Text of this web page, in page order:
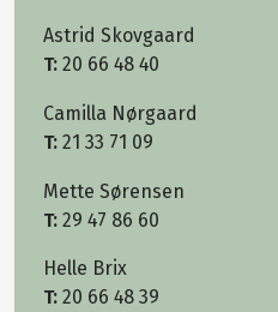
Astrid Skovgaard
T: 20 66 48 40
Camilla Nørgaard
T: 21 33 71 09
Mette Sørensen
T: 29 47 86 60
Helle Brix
T: 20 66 48 39